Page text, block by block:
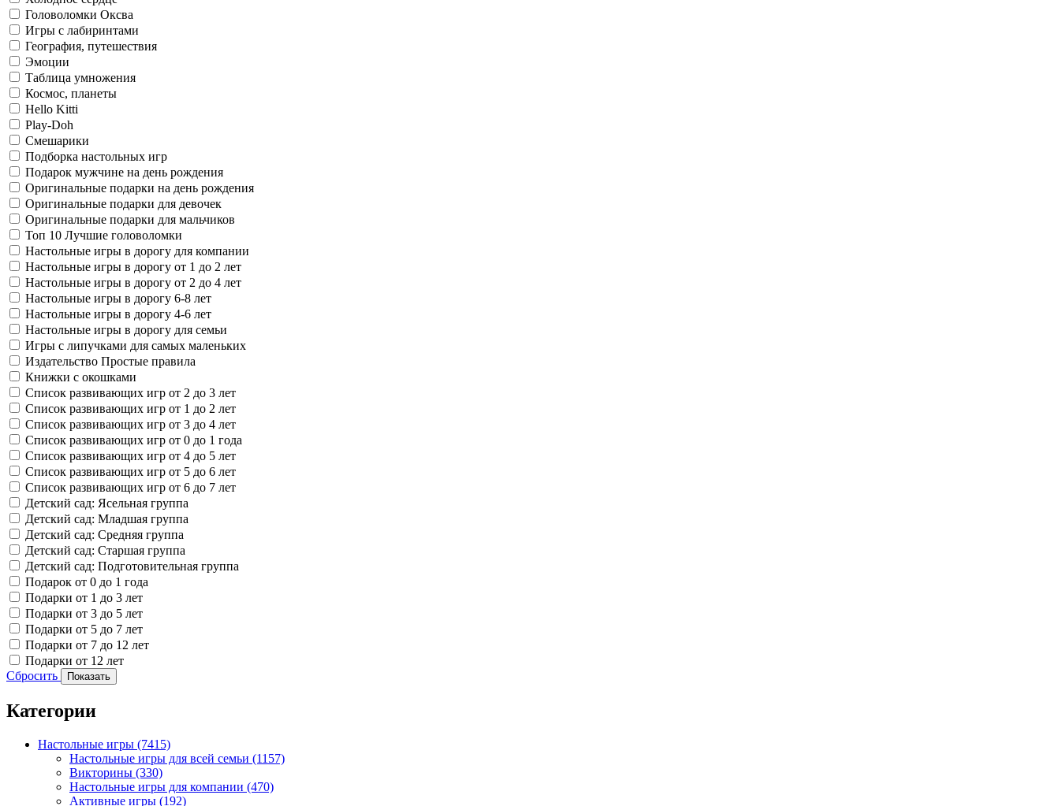
Головоломки Оксва
Игры с лабиринтами
География, путешествия
Эмоции
Таблица умножения
Космос, планеты
Hello Kitti
Play-Doh
Смешарики
Подборка настольных игр
Подарок мужчине на день рождения
Оригинальные подарки на день рождения
Оригинальные подарки для девочек
Оригинальные подарки для мальчиков
Топ 10 Лучшие головоломки
Настольные игры в дорогу для компании
Настольные игры в дорогу от 1 до 2 лет
Настольные игры в дорогу от 2 до 4 лет
Настольные игры в дорогу 6-8 лет
Настольные игры в дорогу 4-6 лет
Настольные игры в дорогу для семьи
Игры с липучками для самых маленьких
Издательство Простые правила
Книжки с окошками
Список развивающих игр от 2 до 3 лет
Список развивающих игр от 1 до 2 лет
Список развивающих игр от 3 до 4 лет
Список развивающих игр от 0 до 1 года
Список развивающих игр от 4 до 5 лет
Список развивающих игр от 5 до 6 лет
Список развивающих игр от 6 до 7 лет
Детский сад: Ясельная группа
Детский сад: Младшая группа
Детский сад: Средняя группа
Детский сад: Старшая группа
Детский сад: Подготовительная группа
Подарок от 0 до 1 года
Подарки от 1 до 3 лет
Подарки от 3 до 5 лет
Подарки от 5 до 7 лет
Подарки от 7 до 12 лет
Подарки от 12 лет
Сбросить
Показать
Категории
Настольные игры (7415)
Настольные игры для всей семьи (1157)
Викторины (330)
Настольные игры для компании (470)
Активные игры (192)